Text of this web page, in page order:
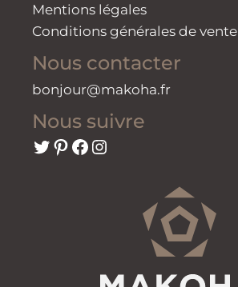
Mentions légales
Conditions générales de vente
Nous contacter
bonjour@makoha.fr
Nous suivre
Twitter
Pinterest
Facebook
Instagram